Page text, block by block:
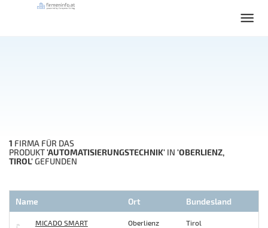
1 FIRMA FÜR DAS
PRODUKT'AUTOMATISIERUNGSTECHNIK' IN 'OBERLIENZ,
TIROL'GEFUNDEN
Name Ort Bundesland
MICADO SMART
Oberlienz Tirol